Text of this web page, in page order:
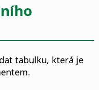
tabulku, která je